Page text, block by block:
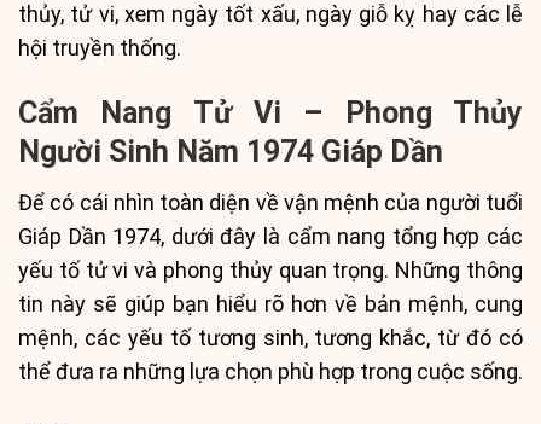
thủy, tử vi, xem ngày tốt xấu, ngày giỗ kỵ hay các lễ
hội truyền thống.
Cẩm Nang Tử Vi – Phong Thủy
Người Sinh Năm 1974 Giáp Dần
Để có cái nhìn toàn diện về vận mệnh của người tuổi
Giáp Dần 1974, dưới đây là cẩm nang tổng hợp các
yếu tố tử vi và phong thủy quan trọng. Những thông
tin này sẽ giúp bạn hiểu rõ hơn về bản mệnh, cung
mệnh, các yếu tố tương sinh, tương khắc, từ đó có
thể đưa ra những lựa chọn phù hợp trong cuộc sống.